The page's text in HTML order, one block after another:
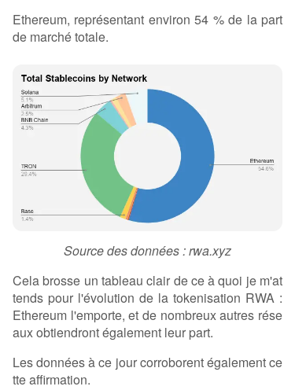
Ethereum, représentant environ 54 % de la part
de marché totale.
Source des données : rwa.xyz
Cela brosse un tableau clair de ce à quoi je m'at
tends pour l'évolution de la tokenisation RWA :
Ethereum l'emporte, et de nombreux autres rése
aux obtiendront également leur part.
Les données à ce jour corroborent également ce
tte affirmation.